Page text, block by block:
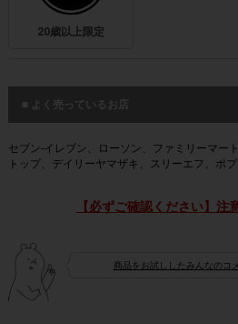
20歳以上限定
■ よく売っているお店
セブン‐イレブン、ローソン、ファミリーマー
トップ、デイリーヤマザキ、スリーエフ、ポ
【必ずご確認ください】注
商品をお試ししたみんなのコ